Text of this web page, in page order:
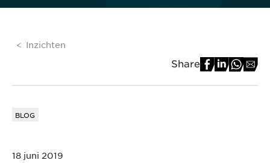
Inzichten
Share
BLOG
18 juni 2019